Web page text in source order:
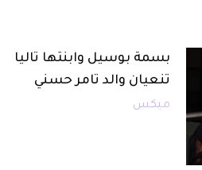
بسمة بوسيل وابنتها تاليا
تنعيان والد تامر حسني
ميكس